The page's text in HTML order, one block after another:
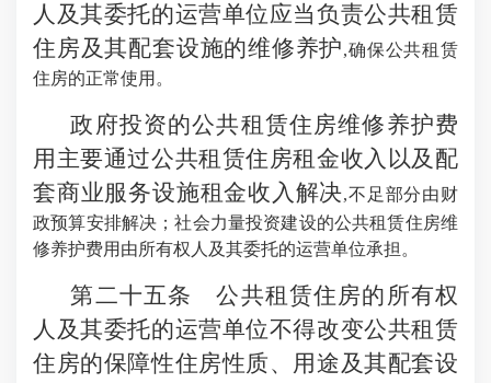
人及其委托的运营单位应当负责公共租赁
住房及其配套设施的维修养护,确保公共租赁
住房的正常使用。
政府投资的公共租赁住房维修养护费
用主要通过公共租赁住房租金收入以及配
套商业服务设施租金收入解决,不足部分由财
政预算安排解决；社会力量投资建设的公共租赁住房维
修养护费用由所有权人及其委托的运营单位承担。
第二十五条 公共租赁住房的所有权
人及其委托的运营单位不得改变公共租赁
住房的保障性住房性质、用途及其配套设